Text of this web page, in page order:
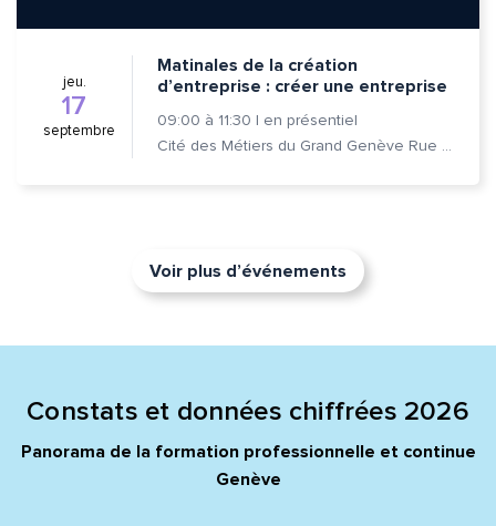
jeu.
17
septembre
Matinales de la création
d’entreprise : créer une entreprise
09:00 à 11:30 | en présentiel
Cité des Métiers du Grand Genève Rue Prévost-Martin 6 1205 Genève
Voir plus d’événements
Constats et données chiffrées 2026
Panorama de la formation professionnelle et continue
Genève